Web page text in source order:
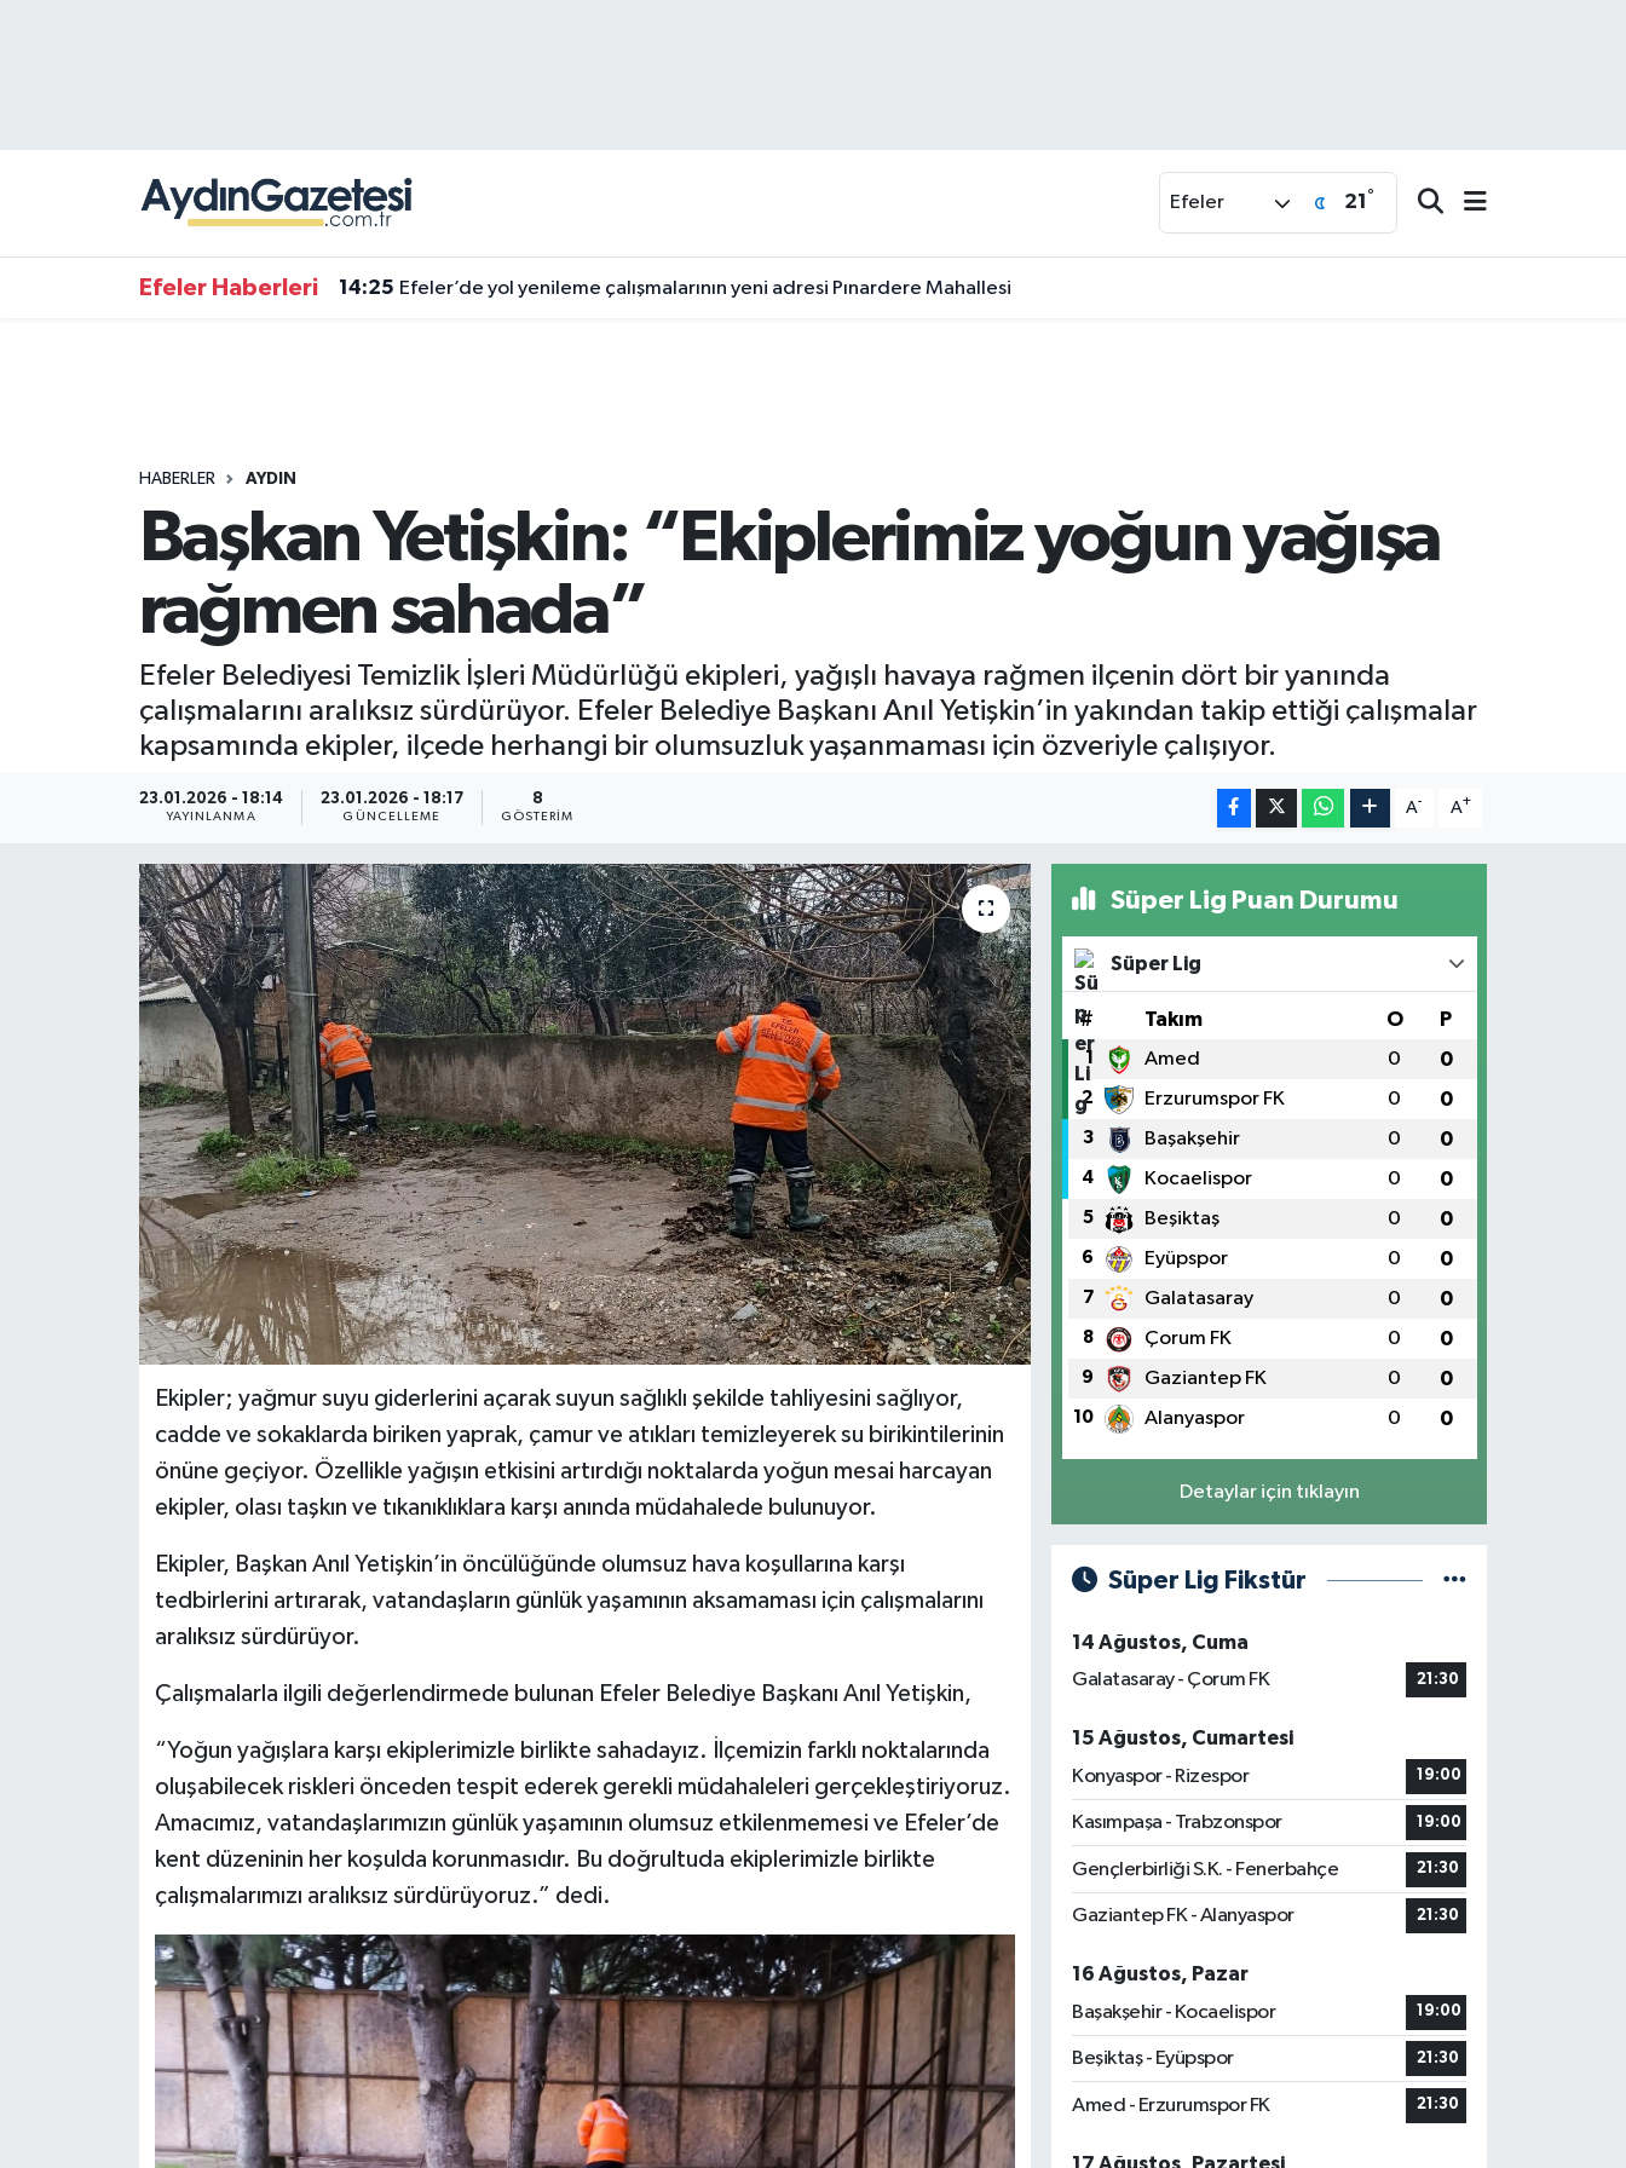
Efeler 21 °
Efeler Haberleri 14:25 Efeler’de yol yenileme çalışmalarının yeni adresi Pınardere Mahallesi
HABERLER AYDIN
Başkan Yetişkin: “Ekiplerimiz yoğun yağışa
rağmen sahada”
Efeler Belediyesi Temizlik İşleri Müdürlüğü ekipleri, yağışlı havaya rağmen ilçenin dört bir yanında
çalışmalarını aralıksız sürdürüyor. Efeler Belediye Başkanı Anıl Yetişkin’in yakından takip ettiği çalışmalar
kapsamında ekipler, ilçede herhangi bir olumsuzluk yaşanmaması için özveriyle çalışıyor.
23.01.2026 - 18:14
YAYINLANMA
23.01.2026 - 18:17
GÜNCELLEME
8
GÖSTERIM
A- A+
Ekipler; yağmur suyu giderlerini açarak suyun sağlıklı şekilde tahliyesini sağlıyor,
cadde ve sokaklarda biriken yaprak, çamur ve atıkları temizleyerek su birikintilerinin
önüne geçiyor. Özellikle yağışın etkisini artırdığı noktalarda yoğun mesai harcayan
ekipler, olası taşkın ve tıkanıklıklara karşı anında müdahalede bulunuyor.
Ekipler, Başkan Anıl Yetişkin’in öncülüğünde olumsuz hava koşullarına karşı
tedbirlerini artırarak, vatandaşların günlük yaşamının aksamaması için çalışmalarını
aralıksız sürdürüyor.
Çalışmalarla ilgili değerlendirmede bulunan Efeler Belediye Başkanı Anıl Yetişkin,
“Yoğun yağışlara karşı ekiplerimizle birlikte sahadayız. İlçemizin farklı noktalarında
oluşabilecek riskleri önceden tespit ederek gerekli müdahaleleri gerçekleştiriyoruz.
Amacımız, vatandaşlarımızın günlük yaşamının olumsuz etkilenmemesi ve Efeler’de
kent düzeninin her koşulda korunmasıdır. Bu doğrultuda ekiplerimizle birlikte
çalışmalarımızı aralıksız sürdürüyoruz.” dedi.
Süper Lig Puan Durumu
Süper Lig
# Takım O P
1 Amed 0 0
2 Erzurumspor FK 0 0
3 Başakşehir 0 0
4 Kocaelispor 0 0
5 Beşiktaş 0 0
6 Eyüpspor 0 0
7 Galatasaray 0 0
8 Çorum FK 0 0
9 Gaziantep FK 0 0
10 Alanyaspor 0 0
Detaylar için tıklayın
Süper Lig Fikstür
14 Ağustos, Cuma
Galatasaray - Çorum FK
21:30
15 Ağustos, Cumartesi
Konyaspor - Rizespor
19:00
Kasımpaşa - Trabzonspor 19:00
Gençlerbirliği S.K. - Fenerbahçe 21:30
Gaziantep FK - Alanyaspor 21:30
16 Ağustos, Pazar
Başakşehir - Kocaelispor
19:00
Beşiktaş - Eyüpspor 21:30
Amed - Erzurumspor FK 21:30
17 Ağustos, Pazartesi
Süper Lig Puan Durumu ve Fikstür
Tüm Manşetler